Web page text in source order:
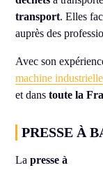
transport. Elles
auprès des
Avec son
machine
et danstoute la
PRESSE À
Lapresse à